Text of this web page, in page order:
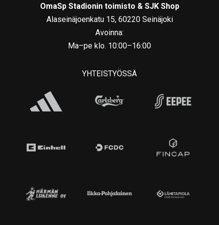
OmaSp Stadionin toimisto & SJK Shop
Alaseinäjoenkatu 15, 60220 Seinäjoki
Avoinna:
Ma–pe klo. 10:00–16:00
YHTEISTYÖSSÄ